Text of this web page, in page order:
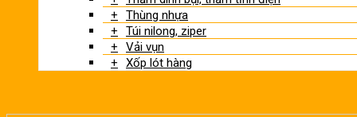
Thùng nhựa
Túi nilong, ziper
Vải vụn
Xốp lót hàng